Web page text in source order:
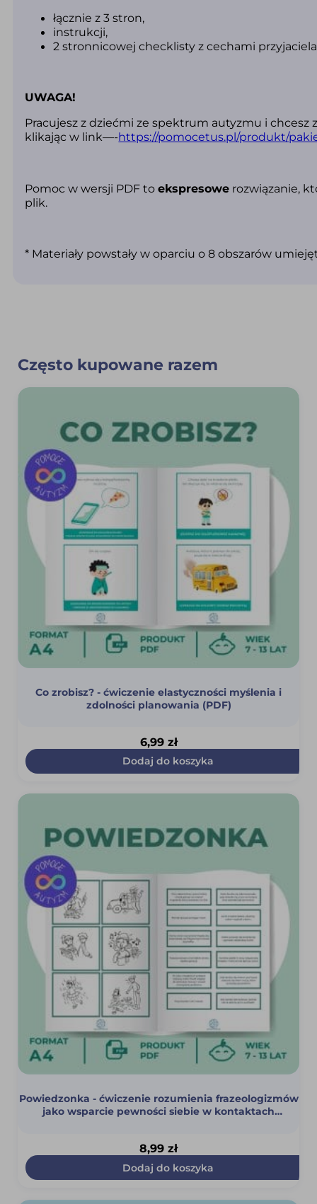
łącznie z 3 stron,
instrukcji,
2 stronnicowej checklisty z cechami
UWAGA!
Pracujesz z dziećmi ze spektrum autyzmu i
klikając w link—-https://pomocetus.pl/produkt/
Pomoc w wersji PDF toekspresowe rozwiązanie,
plik.
* Materiały powstały w oparciu o 8 obszarów
Często kupowane razem
Co zrobisz? - ćwiczenie elastyczności myślenia i
zdolności planowania (PDF)
6,99 zł
Dodaj do koszyka
Powiedzonka - ćwiczenie rozumienia frazeologizmów
jako wsparcie pewności siebie w kontaktach
8,99 zł
Dodaj do koszyka